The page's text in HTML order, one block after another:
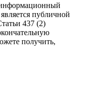
публичной
437 (2)
получить,